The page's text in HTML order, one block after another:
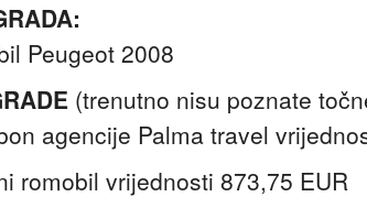
Peugeot 2008
(trenutno nisu poznate
agencije Palma travel
romobil vrijednosti 873,75 EUR